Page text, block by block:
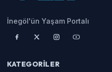
İnegöl'ün Yaşam Portalı
KATEGORILER